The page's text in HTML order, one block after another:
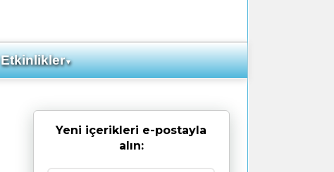
Etkinlikler▼
Yeni içerikleri e-postayla
alın: